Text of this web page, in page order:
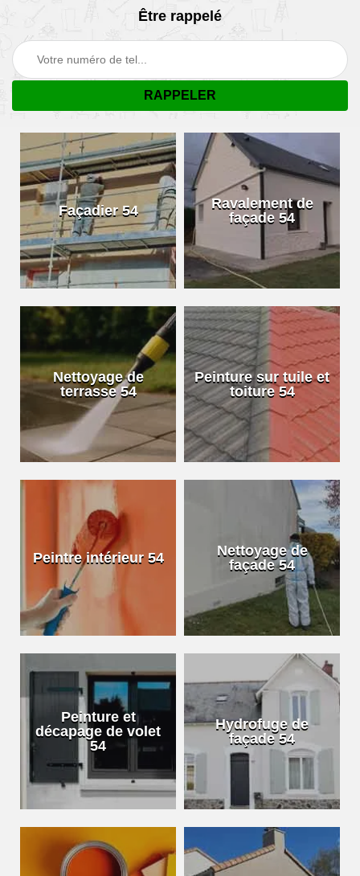
Être rappelé
Façadier 54
Ravalement de
façade 54
Nettoyage de
terrasse 54
Peinture sur tuile et
toiture 54
Peintre intérieur 54
Nettoyage de
façade 54
Peinture et
décapage de volet
54
Hydrofuge de
façade 54